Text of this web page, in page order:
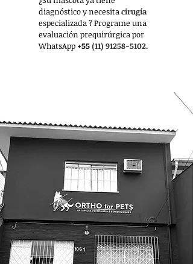
diagnóstico y necesitacirugía
especializada? Programe una
evaluación prequirúrgica por
WhatsApp +55(11) 91258-5102.